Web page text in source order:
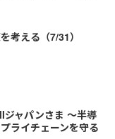
考える（7/31）
ジャパンさま ～半導
ライチェーンを守る